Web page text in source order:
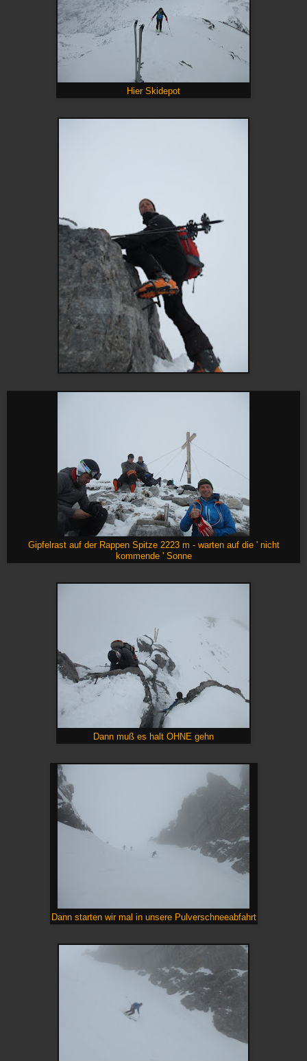
Hier Skidepot
Gipfelrast auf der Rappen Spitze 2223 m - warten auf die ' nicht
kommende ' Sonne
Dann muß es halt OHNE gehn
Dann starten wir mal in unsere Pulverschneeabfahrt